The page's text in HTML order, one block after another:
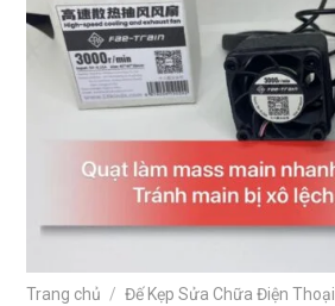
Trang chủ / Đế Kẹp Sửa Chữa Điện Thoại